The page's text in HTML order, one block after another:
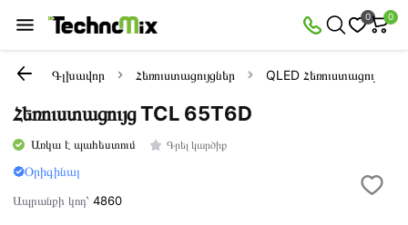
0 0
Գլխավոր Հեռուստացույցներ QLED Հեռուստացույցներ
Հեռուստացույց TCL 65T6D
Առկա է պահեստում Գրել կարծիք
Օրիգինալ
Ապրանքի կոդ՝4860